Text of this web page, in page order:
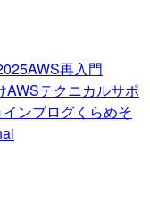
AWS再入門
AWSテクニカルサポ
インブログくらめそ